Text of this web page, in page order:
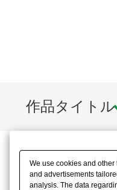
作品タイトル
We use cookies and
and advertisements
analysis. The data